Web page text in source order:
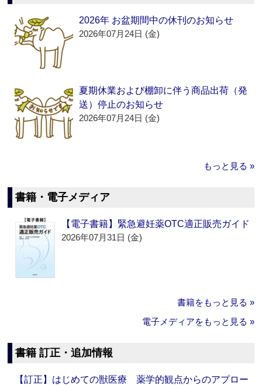
2026年 お盆期間中の休刊のお知らせ
2026年07月24日 (金)
夏期休業および棚卸に伴う商品出荷（発
送）停止のお知らせ
2026年07月24日 (金)
もっと見る »
書籍・電子メディア
【電子書籍】緊急避妊薬OTC適正販売ガイド
2026年07月31日 (金)
書籍をもっと見る »
電子メディアをもっと見る »
書籍 訂正・追加情報
【訂正】はじめての獣医療 薬学的観点からのアプロー